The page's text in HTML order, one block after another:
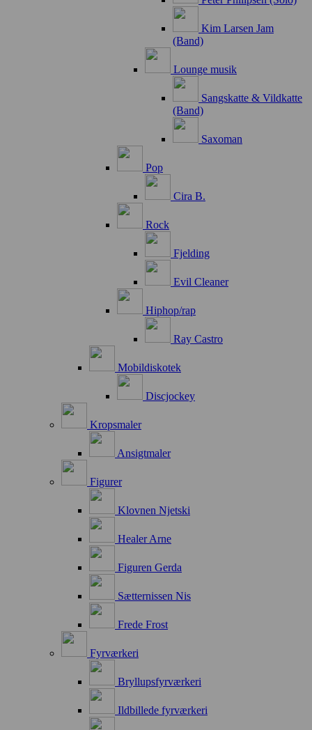
Kim Larsen Jam
(Band)
Lounge musik
Sangskatte & Vildkatte
(Band)
Saxoman
Pop
Cira B.
Rock
Fjelding
Evil Cleaner
Hiphop/rap
Ray Castro
Mobildiskotek
Discjockey
Kropsmaler
Ansigtmaler
Figurer
Klovnen Njetski
Healer Arne
Figuren Gerda
Sætternissen Nis
Frede Frost
Fyrværkeri
Bryllupsfyrværkeri
Ildbillede fyrværkeri